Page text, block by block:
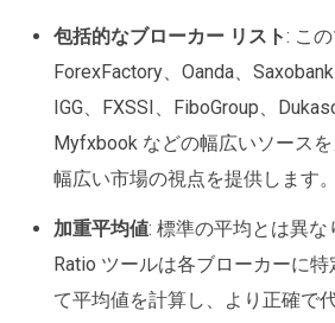
包括的なブローカー リスト: この
ForexFactory、Oanda、
IGG、FXSSI、FiboGroup、
Myfxbook などの幅広いソースを
幅広い市場の視点を提供します
加重平均値: 標準の平均とは異な
Ratio ツールは各ブローカーに
て平均値を計算し、より正確で